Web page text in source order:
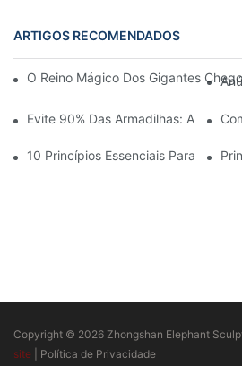
ARTIGOS RECOMENDADOS
O Reino Mágico Dos Gigantes
Evite 90% Das Armadilhas: Ao
10 Princípios Essenciais Para O
Copyright © 2026 Zhongshan Elephant
site
Política de Privacidade